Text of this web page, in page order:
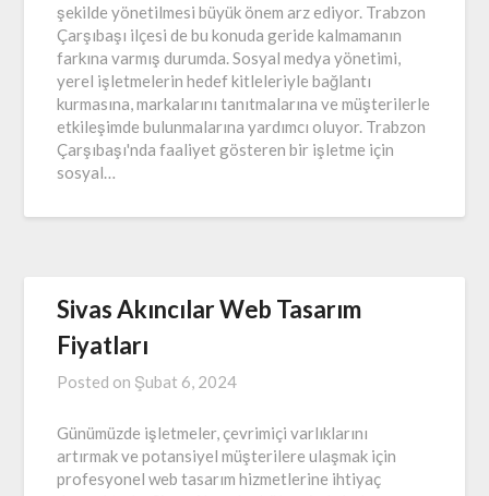
şekilde yönetilmesi büyük önem arz ediyor. Trabzon
Çarşıbaşı ilçesi de bu konuda geride kalmamanın
farkına varmış durumda. Sosyal medya yönetimi,
yerel işletmelerin hedef kitleleriyle bağlantı
kurmasına, markalarını tanıtmalarına ve müşterilerle
etkileşimde bulunmalarına yardımcı oluyor. Trabzon
Çarşıbaşı'nda faaliyet gösteren bir işletme için
sosyal…
Sivas Akıncılar Web Tasarım
Fiyatları
Posted on Şubat 6, 2024
Günümüzde işletmeler, çevrimiçi varlıklarını
artırmak ve potansiyel müşterilere ulaşmak için
profesyonel web tasarım hizmetlerine ihtiyaç